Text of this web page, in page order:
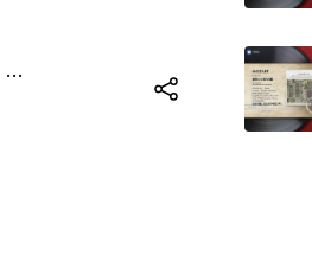
Symphony No. 9 in D Minor, Op. 125 "Choral": IV. (g) Allegro ma non tanto. "Freude, Tochter aus Elysium!" -